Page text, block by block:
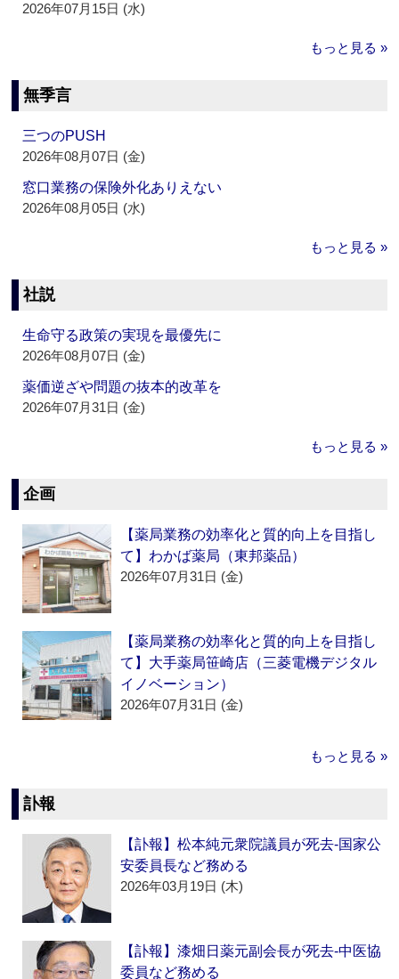
2026年07月15日 (水)
もっと見る »
無季言
三つのPUSH
2026年08月07日 (金)
窓口業務の保険外化ありえない
2026年08月05日 (水)
もっと見る »
社説
生命守る政策の実現を最優先に
2026年08月07日 (金)
薬価逆ざや問題の抜本的改革を
2026年07月31日 (金)
もっと見る »
企画
【薬局業務の効率化と質的向上を目指し
て】わかば薬局（東邦薬品）
2026年07月31日 (金)
【薬局業務の効率化と質的向上を目指し
て】大手薬局笹崎店（三菱電機デジタル
イノベーション）
2026年07月31日 (金)
もっと見る »
訃報
【訃報】松本純元衆院議員が死去‐国家公
安委員長など務める
2026年03月19日 (木)
【訃報】漆畑日薬元副会長が死去‐中医協
委員など務める